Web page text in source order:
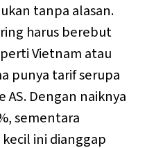
tanpa alasan.
harus berebut
Vietnam atau
punya tarif serupa
AS. Dengan naiknya
sementara
ini dianggap